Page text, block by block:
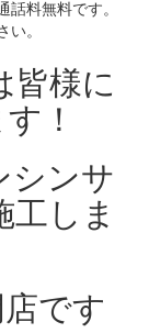
料無料です。
。
皆様に
！
シンサ
しま
です